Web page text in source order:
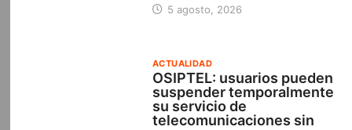
5 agosto, 2026
ACTUALIDAD
OSIPTEL: usuarios pueden
suspender temporalmente
su servicio de
telecomunicaciones sin